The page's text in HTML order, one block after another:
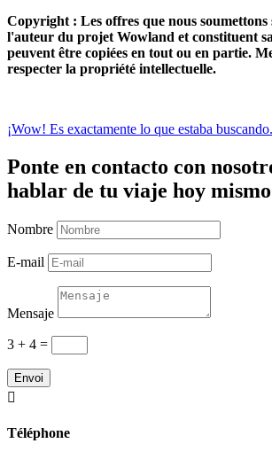
Copyright : Les offres que nous soumettons
l'auteur du projet Wowland et constituent
peuvent être copiées en tout ou en partie.
respecter la propriété intellectuelle.
¡Wow! Es exactamente lo que estaba buscando.
Ponte en contacto con
hablar de tu viaje hoy
Nombre
E-mail
Mensaje
3 + 4 =
Envoi

Téléphone